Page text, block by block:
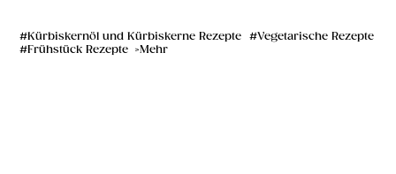
Kürbiskernöl und Kürbiskerne Rezepte
Vegetarische Rezepte
Frühstück Rezepte
Mehr